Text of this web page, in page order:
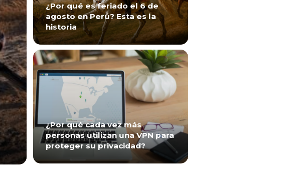
¿Por qué es feriado el 6 de
agosto en Perú? Esta es la
historia
¿Por qué cada vez más
personas utilizan una VPN para
proteger su privacidad?